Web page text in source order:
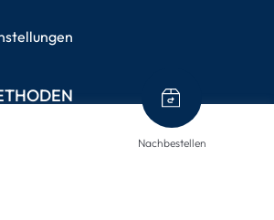
Nachbestellen